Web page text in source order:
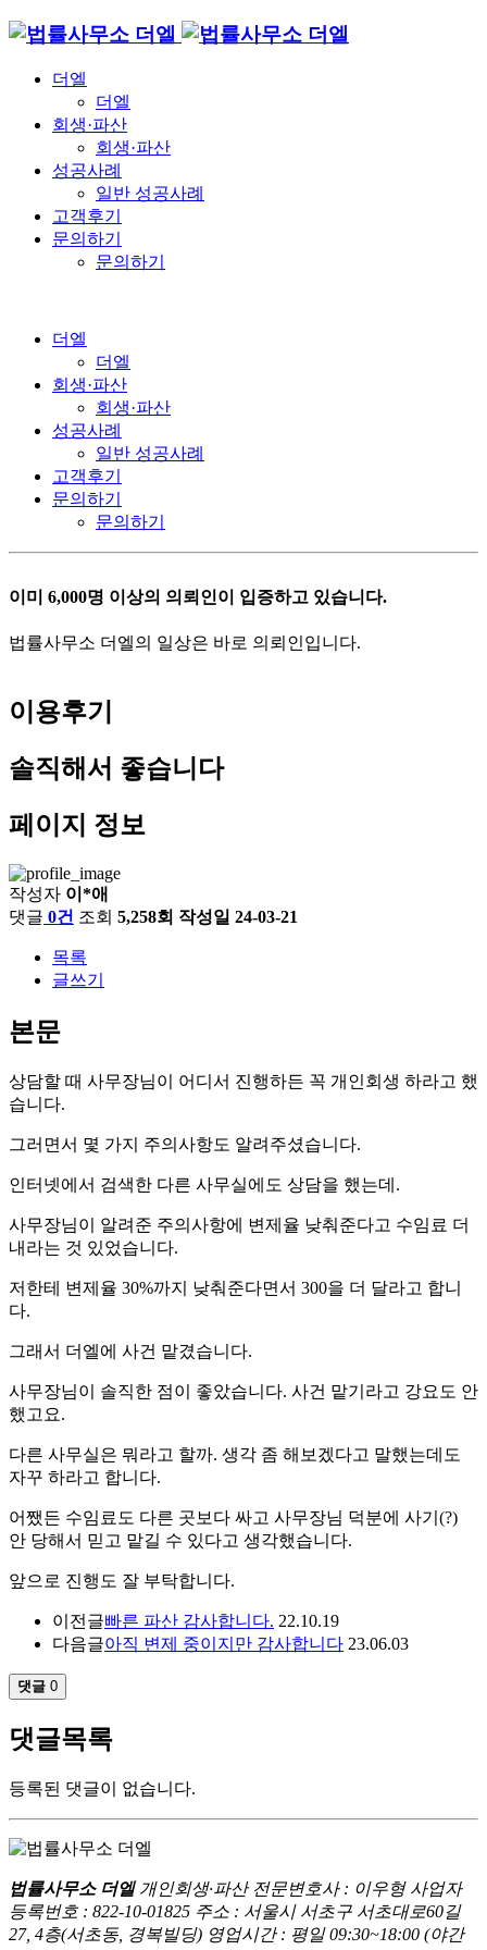
더엘
더엘
회생·파산
회생·파산
성공사례
일반 성공사례
고객후기
문의하기
문의하기
더엘
더엘
회생·파산
회생·파산
성공사례
일반 성공사례
고객후기
문의하기
문의하기
이미 6,000명 이상의 의뢰인이 입증하고 있습니다.
법률사무소 더엘의 일상은 바로 의뢰인입니다.
이용후기
솔직해서 좋습니다
페이지 정보
작성자 이*애
댓글 0건 조회 5,258회 작성일 24-03-21
목록
글쓰기
본문
상담할 때 사무장님이 어디서 진행하든 꼭 개인회생 하라고 했
습니다.
그러면서 몇 가지 주의사항도 알려주셨습니다.
인터넷에서 검색한 다른 사무실에도 상담을 했는데.
사무장님이 알려준 주의사항에 변제율 낮춰준다고 수임료 더
내라는 것 있었습니다.
저한테 변제율 30%까지 낮춰준다면서 300을 더 달라고 합니
다.
그래서 더엘에 사건 맡겼습니다.
사무장님이 솔직한 점이 좋았습니다. 사건 맡기라고 강요도 안
했고요.
다른 사무실은 뭐라고 할까. 생각 좀 해보겠다고 말했는데도
자꾸 하라고 합니다.
어쨌든 수임료도 다른 곳보다 싸고 사무장님 덕분에 사기(?)
안 당해서 믿고 맡길 수 있다고 생각했습니다.
앞으로 진행도 잘 부탁합니다.
이전글빠른 파산 감사합니다. 22.10.19
다음글아직 변제 중이지만 감사합니다 23.06.03
댓글 0
댓글목록
등록된 댓글이 없습니다.
법률사무소 더엘 개인회생·파산 전문변호사 : 이우형 사업자
등록번호 : 822-10-01825 주소 : 서울시 서초구 서초대로60길
27, 4층(서초동, 경복빌딩) 영업시간 : 평일 09:30~18:00 (야간